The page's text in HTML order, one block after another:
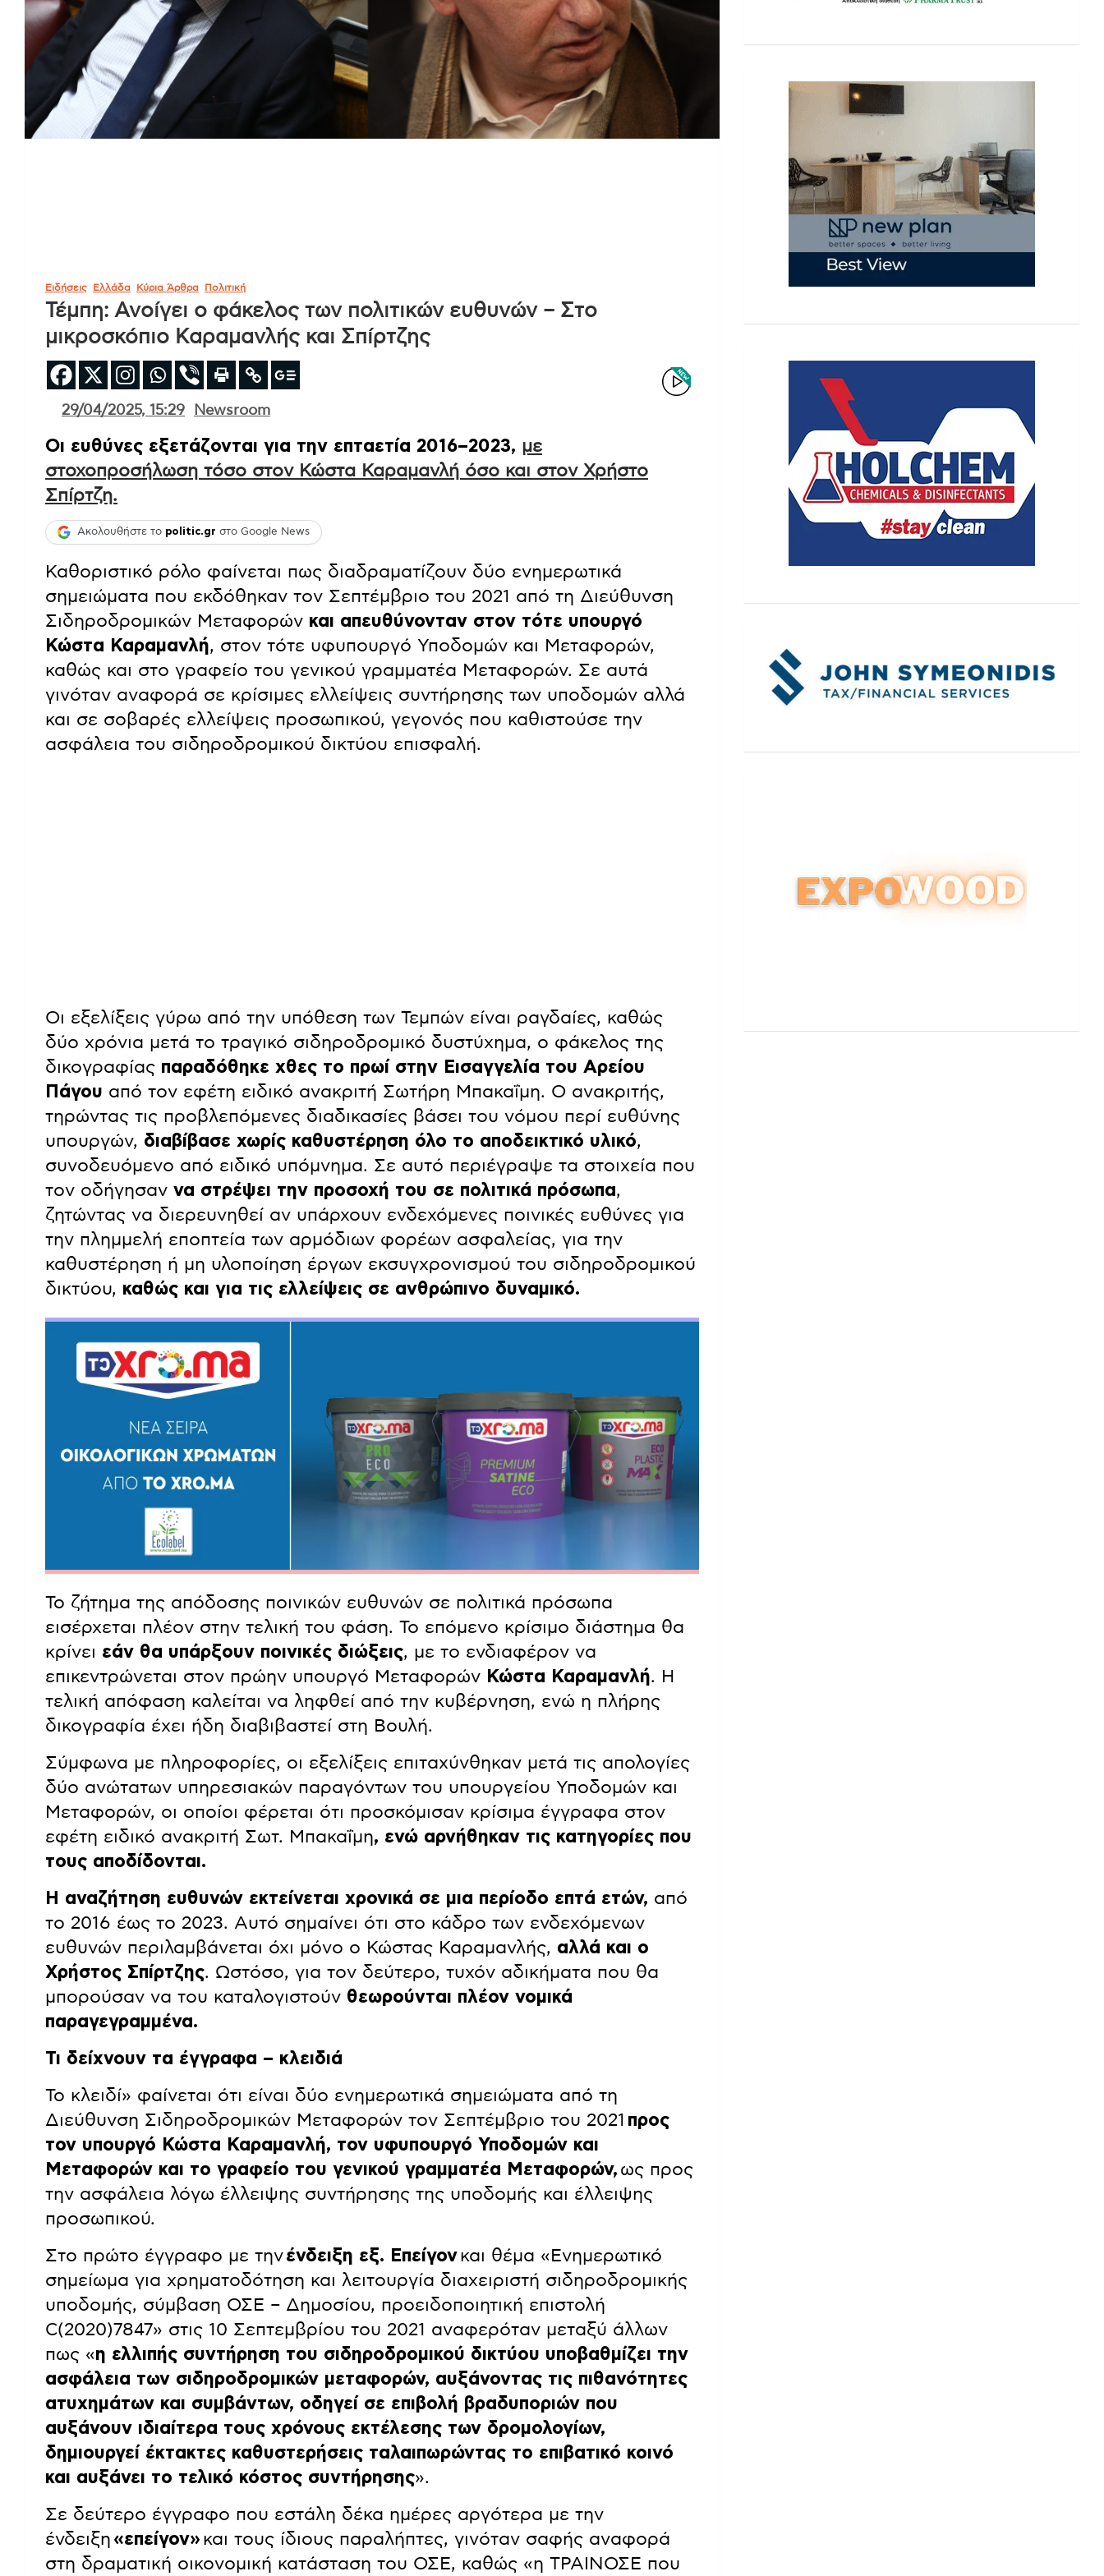
Ειδήσεις Ελλάδα Κύρια Άρθρα Πολιτική
Τέμπη: Ανοίγει ο φάκελος των πολιτικών ευθυνών – Στο
μικροσκόπιο Καραμανλής και Σπίρτζης
29/04/2025, 15:29 Newsroom
Οι ευθύνες εξετάζονται για την επταετία 2016–2023, με
στοχοπροσήλωση τόσο στον Κώστα Καραμανλή όσο και στον Χρήστο
Σπίρτζη.
Ακολουθήστε το politic.gr στο Google News
Καθοριστικό ρόλο φαίνεται πως διαδραματίζουν δύο ενημερωτικά
σημειώματα που εκδόθηκαν τον Σεπτέμβριο του 2021 από τη Διεύθυνση
Σιδηροδρομικών Μεταφορών και απευθύνονταν στον τότε υπουργό
Κώστα Καραμανλή, στον τότε υφυπουργό Υποδομών και Μεταφορών,
καθώς και στο γραφείο του γενικού γραμματέα Μεταφορών. Σε αυτά
γινόταν αναφορά σε κρίσιμες ελλείψεις συντήρησης των υποδομών αλλά
και σε σοβαρές ελλείψεις προσωπικού, γεγονός που καθιστούσε την
ασφάλεια του σιδηροδρομικού δικτύου επισφαλή.
Οι εξελίξεις γύρω από την υπόθεση των Τεμπών είναι ραγδαίες, καθώς
δύο χρόνια μετά το τραγικό σιδηροδρομικό δυστύχημα, ο φάκελος της
δικογραφίας παραδόθηκε χθες το πρωί στην Εισαγγελία του Αρείου
Πάγου από τον εφέτη ειδικό ανακριτή Σωτήρη Μπακαΐμη. Ο ανακριτής,
τηρώντας τις προβλεπόμενες διαδικασίες βάσει του νόμου περί ευθύνης
υπουργών, διαβίβασε χωρίς καθυστέρηση όλο το αποδεικτικό υλικό,
συνοδευόμενο από ειδικό υπόμνημα. Σε αυτό περιέγραψε τα στοιχεία που
τον οδήγησαν να στρέψει την προσοχή του σε πολιτικά πρόσωπα,
ζητώντας να διερευνηθεί αν υπάρχουν ενδεχόμενες ποινικές ευθύνες για
την πλημμελή εποπτεία των αρμόδιων φορέων ασφαλείας, για την
καθυστέρηση ή μη υλοποίηση έργων εκσυγχρονισμού του σιδηροδρομικού
δικτύου, καθώς και για τις ελλείψεις σε ανθρώπινο δυναμικό.
Το ζήτημα της απόδοσης ποινικών ευθυνών σε πολιτικά πρόσωπα
εισέρχεται πλέον στην τελική του φάση. Το επόμενο κρίσιμο διάστημα θα
κρίνει εάν θα υπάρξουν ποινικές διώξεις, με το ενδιαφέρον να
επικεντρώνεται στον πρώην υπουργό Μεταφορών Κώστα Καραμανλή. Η
τελική απόφαση καλείται να ληφθεί από την κυβέρνηση, ενώ η πλήρης
δικογραφία έχει ήδη διαβιβαστεί στη Βουλή.
Σύμφωνα με πληροφορίες, οι εξελίξεις επιταχύνθηκαν μετά τις απολογίες
δύο ανώτατων υπηρεσιακών παραγόντων του υπουργείου Υποδομών και
Μεταφορών, οι οποίοι φέρεται ότι προσκόμισαν κρίσιμα έγγραφα στον
εφέτη ειδικό ανακριτή Σωτ. Μπακαΐμη, ενώ αρνήθηκαν τις κατηγορίες που
τους αποδίδονται.
Η αναζήτηση ευθυνών εκτείνεται χρονικά σε μια περίοδο επτά ετών, από
το 2016 έως το 2023. Αυτό σημαίνει ότι στο κάδρο των ενδεχόμενων
ευθυνών περιλαμβάνεται όχι μόνο ο Κώστας Καραμανλής, αλλά και ο
Χρήστος Σπίρτζης. Ωστόσο, για τον δεύτερο, τυχόν αδικήματα που θα
μπορούσαν να του καταλογιστούν θεωρούνται πλέον νομικά
παραγεγραμμένα.
Τι δείχνουν τα έγγραφα – κλειδιά
Το κλειδί» φαίνεται ότι είναι δύο ενημερωτικά σημειώματα από τη
Διεύθυνση Σιδηροδρομικών Μεταφορών τον Σεπτέμβριο του 2021 προς
τον υπουργό Κώστα Καραμανλή, τον υφυπουργό Υποδομών και
Μεταφορών και το γραφείο του γενικού γραμματέα Μεταφορών, ως προς
την ασφάλεια λόγω έλλειψης συντήρησης της υποδομής και έλλειψης
προσωπικού.
Στο πρώτο έγγραφο με τηνένδειξη εξ. Επείγονκαι θέμα «Ενημερωτικό
σημείωμα για χρηματοδότηση και λειτουργία διαχειριστή σιδηροδρομικής
υποδομής, σύμβαση ΟΣΕ – Δημοσίου, προειδοποιητική επιστολή
C(2020)7847» στις 10 Σεπτεμβρίου του 2021 αναφερόταν μεταξύ άλλων
πως «η ελλιπής συντήρηση του σιδηροδρομικού δικτύου υποβαθμίζει την
ασφάλεια των σιδηροδρομικών μεταφορών, αυξάνοντας τις πιθανότητες
ατυχημάτων και συμβάντων, οδηγεί σε επιβολή βραδυποριών που
αυξάνουν ιδιαίτερα τους χρόνους εκτέλεσης των δρομολογίων,
δημιουργεί έκτακτες καθυστερήσεις ταλαιπωρώντας το επιβατικό κοινό
και αυξάνει το τελικό κόστος συντήρησης».
Σε δεύτερο έγγραφο που εστάλη δέκα ημέρες αργότερα με την
ένδειξη «επείγον» και τους ίδιους παραλήπτες, γινόταν σαφής αναφορά
στη δραματική οικονομική κατάσταση του ΟΣΕ, καθώς «η ΤΡΑΙΝΟΣΕ που